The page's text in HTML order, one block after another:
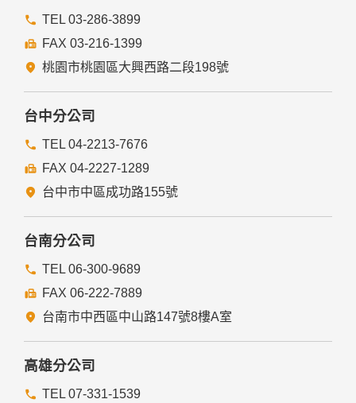
前項但書之情形包括不限於：
經由您書面同意。
法律明文規定。
與公務機關或學術研究機構合作，基於公共利益為統計或學術
研究而有必要，且資料經過提供者處理或蒐集者依其揭露方式
無從識別特定之當事人。
當您在網站的行為，違反服務條款或可能損害或妨礙網站與其
揭露您的個人資料是為了辨識、聯絡或採取法律行動所必要
者。
本網站委託廠商協助蒐集、處理或利用您的個人資料時，將對
委外廠商或個人善盡監督管理之責。
六、Cookie之使用
為了提供您最佳的服務，本網站會在您的電腦中放置並取用我
們的Cookie，若您不願接受Cookie的寫入，您可在您使用的
瀏覽器功能項中設定隱私權等級為高，即可拒絕Cookie的寫
七、隱私權保護政策之修正
款將刊登於網站上。
TEL 03-286-3899
FAX 03-216-1399
桃園市桃園區大興西路二段198號
台中分公司
TEL 04-2213-7676
FAX 04-2227-1289
台中市中區成功路155號
台南分公司
TEL 06-300-9689
FAX 06-222-7889
台南市中西區中山路147號8樓A室
高雄分公司
TEL 07-331-1539